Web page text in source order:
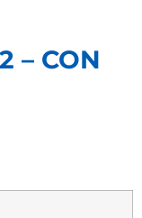
– CON